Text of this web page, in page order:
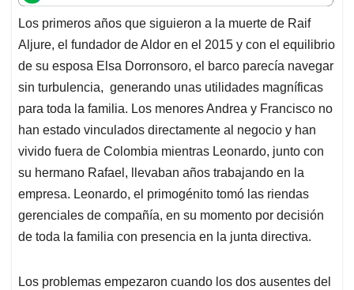
t
s
A
p
p
e
b
o
o
k
k
e
d
I
n
i
l
e
a
d
s
Los primeros años que siguieron a la muerte de Raif
Aljure, el fundador de Aldor en el 2015 y con el equilibrio
de su esposa Elsa Dorronsoro, el barco parecía navegar
sin turbulencia, generando unas utilidades magníficas
para toda la familia. Los menores Andrea y Francisco no
han estado vinculados directamente al negocio y han
vivido fuera de Colombia mientras Leonardo, junto con
su hermano Rafael, llevaban años trabajando en la
empresa. Leonardo, el primogénito tomó las riendas
gerenciales de compañía, en su momento por decisión
de toda la familia con presencia en la junta directiva.
Los problemas empezaron cuando los dos ausentes del